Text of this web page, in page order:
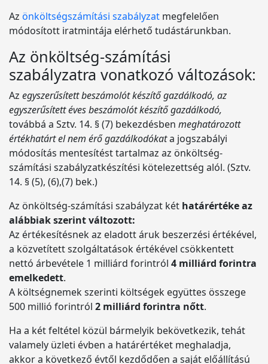
Az önköltségszámítási szabályzat megfelelően
módosított iratmintája elérhető tudástárunkban.
Az önköltség-számítási
szabályzatra vonatkozó változások:
Az egyszerűsített beszámolót készítő gazdálkodó, az
egyszerűsített éves beszámolót készítő gazdálkodó,
továbbá a Sztv. 14. § (7) bekezdésben meghatározott
értékhatárt el nem érő gazdálkodókata jogszabályi
módosítás mentesítést tartalmaz az önköltség-
számítási szabályzatkészítési kötelezettség alól. (Sztv.
14. § (5), (6),(7) bek.)
Az önköltség-számítási szabályzat két határértéke az
alábbiak szerint változott:
Az értékesítésnek az eladott áruk beszerzési értékével,
a közvetített szolgáltatások értékével csökkentett
nettó árbevétele 1 milliárd forintról 4 milliárd forintra
emelkedett.
A költségnemek szerinti költségek együttes összege
500 millió forintról 2 milliárd forintra nőtt.
Ha a két feltétel közül bármelyik bekövetkezik, tehát
valamely üzleti évben a határértéket meghaladja,
akkor a következő évtől kezdődően a saját előállítású